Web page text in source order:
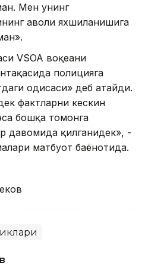
Мен унинг
аҳволи яхшиланишига
VSОА воқеани
полицияга
ҳодисаси» деб атайди.
фактларни кескин
бошқа томонга
давомида қилганидек», -
матбуот баёнотида.